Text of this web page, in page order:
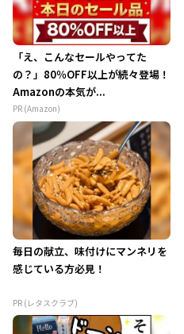
「え、こんなセールやってた
の？」80％OFF以上が続々登場！
Amazonの本気が...
PR (Amazon)
毎日の献立、味付けにマンネリを
感じている方必見！
PR (レタスクラブ)